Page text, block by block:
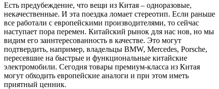
Есть предубеждение, что вещи из Китая – одноразовые,
некачественные. И эта поездка ломает стереотип. Если раньше
все работали с европейскими производителями, то сейчас
наступает пора перемен. Китайский рынок для нас нов, но мы
видим его заинтересованность в качестве. Это могут
подтвердить, например, владельцы BMW, Mercedes, Porsche,
пересевшие на быстрые и функциональные китайские
электромобили. Сегодня товары премиум-класса из Китая
могут обходить европейские аналоги и при этом иметь
приятный ценник.